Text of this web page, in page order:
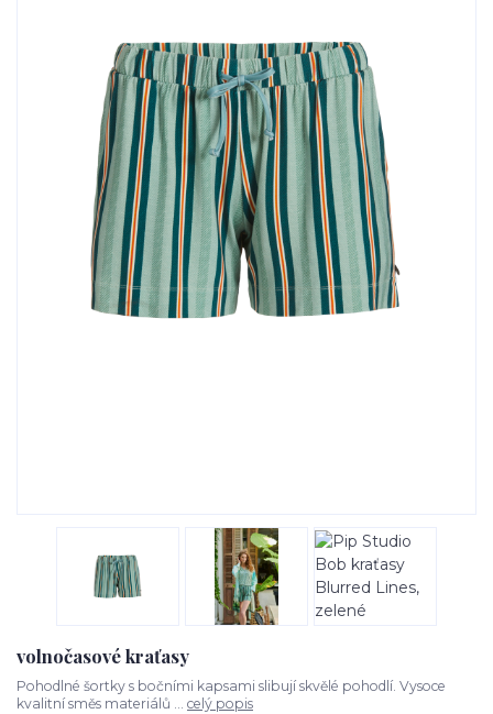
volnočasové kraťasy
Pohodlné šortky s bočními kapsami slibují skvělé pohodlí. Vysoce
kvalitní směs materiálů ... celý popis